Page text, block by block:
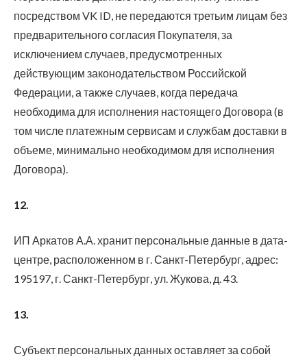
посредством VK ID, не передаются третьим лицам без
предварительного согласия Покупателя, за
исключением случаев, предусмотренных
действующим законодательством Российской
Федерации, а также случаев, когда передача
необходима для исполнения настоящего Договора (в
том числе платежным сервисам и службам доставки в
объеме, минимально необходимом для исполнения
Договора).
12.
ИП Аркатов А.А. хранит персональные данные в дата-
центре, расположенном в г. Санкт-Петербург, адрес:
195197, г. Санкт-Петербург, ул. Жукова, д. 43.
13.
Субъект персональных данных оставляет за собой